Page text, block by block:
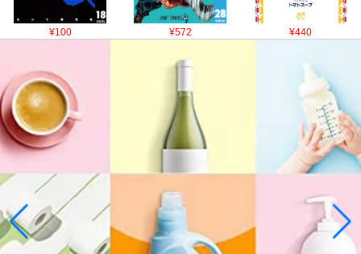
¥100 ¥572 ¥440